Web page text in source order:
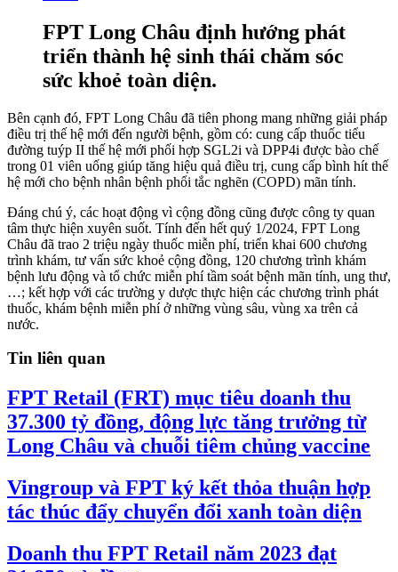
FPT Long Châu định hướng phát
triển thành hệ sinh thái chăm sóc
sức khoẻ toàn diện.
Bên cạnh đó, FPT Long Châu đã tiên phong mang những giải pháp
điều trị thế hệ mới đến người bệnh, gồm có: cung cấp thuốc tiểu
đường tuýp II thế hệ mới phối hợp SGL2i và DPP4i được bào chế
trong 01 viên uống giúp tăng hiệu quả điều trị, cung cấp bình hít thế
hệ mới cho bệnh nhân bệnh phổi tắc nghẽn (COPD) mãn tính.
Đáng chú ý, các hoạt động vì cộng đồng cũng được công ty quan
tâm thực hiện xuyên suốt. Tính đến hết quý 1/2024, FPT Long
Châu đã trao 2 triệu ngày thuốc miễn phí, triển khai 600 chương
trình khám, tư vấn sức khoẻ cộng đồng, 120 chương trình khám
bệnh lưu động và tổ chức miễn phí tầm soát bệnh mãn tính, ung thư,
…; kết hợp với các trường y dược thực hiện các chương trình phát
thuốc, khám bệnh miễn phí ở những vùng sâu, vùng xa trên cả
nước.
Tin liên quan
FPT Retail (FRT) mục tiêu doanh thu
37.300 tỷ đồng, động lực tăng trưởng từ
Long Châu và chuỗi tiêm chủng vaccine
Vingroup và FPT ký kết thỏa thuận hợp
tác thúc đẩy chuyển đổi xanh toàn diện
Doanh thu FPT Retail năm 2023 đạt